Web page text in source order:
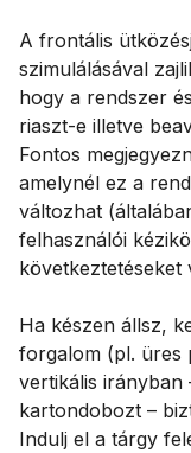
A frontális
szimulálásával
hogy a rendszer
riaszt-e illetve
Fontos
amelynél ez a
változhat
felhasználói
következtetéseket
Ha készen állsz,
forgalom (pl. üres
vertikális irányban
kartondobozt –
Indulj el a tárgy